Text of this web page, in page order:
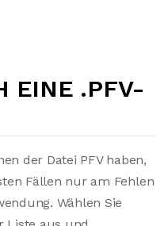
EINE .PFV-
der Datei PFV haben,
Fällen nur am Fehlen
Wählen Sie